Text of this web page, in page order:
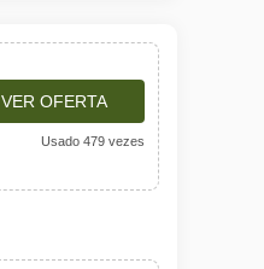
VER OFERTA
Usado 479 vezes